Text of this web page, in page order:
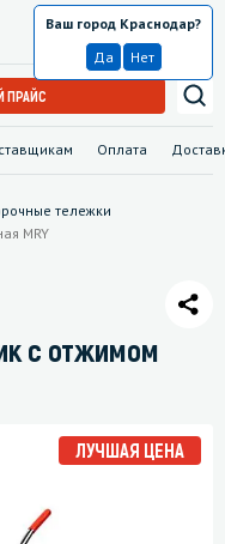
Оплата
Краснодар
Ваш город Краснодар?
Да
Нет
ПРАЙС
тележки
MRY
с отжимом
ЛУЧШАЯ ЦЕНА